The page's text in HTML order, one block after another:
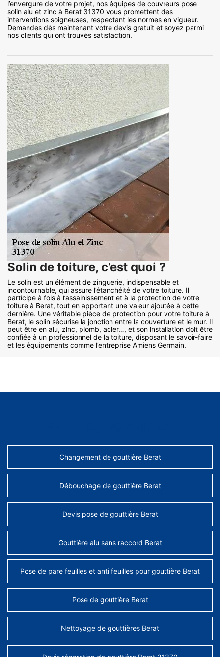
l’envergure de votre projet, nos équipes de couvreurs pose
solin alu et zinc à Berat 31370 vous promettent des
interventions soigneuses, respectant les normes en vigueur.
Demandes dès maintenant votre devis gratuit et soyez parmi
nos clients qui ont trouvés satisfaction.
Solin de toiture, c’est quoi ?
Le solin est un élément de zinguerie, indispensable et
incontournable, qui assure l’étanchéité de votre toiture. Il
participe à fois à l’assainissement et à la protection de votre
toiture à Berat, tout en apportant une valeur ajoutée à cette
dernière. Une véritable pièce de protection pour votre toiture à
Berat, le solin sécurise la jonction entre la couverture et le mur. Il
peut être en alu, zinc, plomb, acier…, et son installation doit être
confiée à un professionnel de la toiture, disposant le savoir-faire
et les équipements comme l’entreprise Amiens Germain.
Changement de gouttière Berat
Débouchage de gouttière Berat
Devis pose de gouttière Berat
Gouttière alu sans raccord Berat
Pose de pare feuilles et anti feuilles pour gouttière Berat
Pose de gouttière Berat
Nettoyage de gouttières Berat